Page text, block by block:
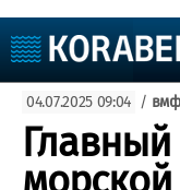
Судоходство
Судоремонт
События
Порты
04.07.2025 09:04 / вмф